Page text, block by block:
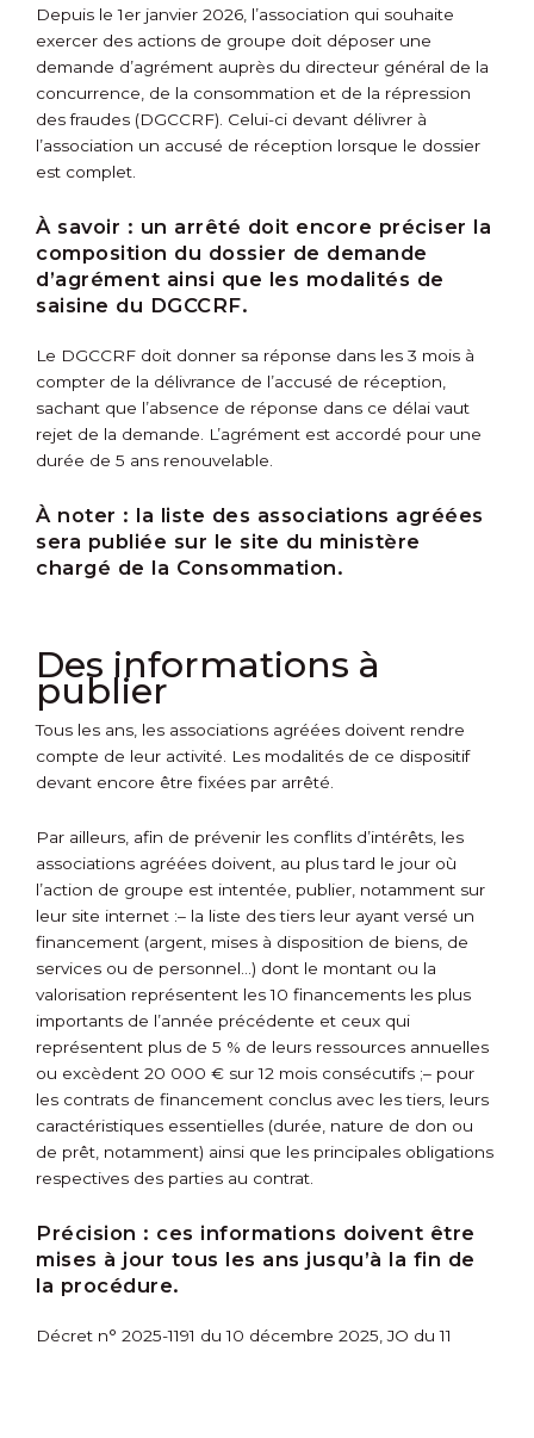
Depuis le 1er janvier 2026, l’association qui souhaite
exercer des actions de groupe doit déposer une
demande d’agrément auprès du directeur général de la
concurrence, de la consommation et de la répression
des fraudes (DGCCRF). Celui-ci devant délivrer à
l’association un accusé de réception lorsque le dossier
est complet.
À savoir : un arrêté doit encore préciser la
composition du dossier de demande
d’agrément ainsi que les modalités de
saisine du DGCCRF.
Le DGCCRF doit donner sa réponse dans les 3 mois à
compter de la délivrance de l’accusé de réception,
sachant que l’absence de réponse dans ce délai vaut
rejet de la demande. L’agrément est accordé pour une
durée de 5 ans renouvelable.
À noter : la liste des associations agréées
sera publiée sur le site du ministère
chargé de la Consommation.
Des informations à
publier
Tous les ans, les associations agréées doivent rendre
compte de leur activité. Les modalités de ce dispositif
devant encore être fixées par arrêté.
Par ailleurs, afin de prévenir les conflits d’intérêts, les
associations agréées doivent, au plus tard le jour où
l’action de groupe est intentée, publier, notamment sur
leur site internet :– la liste des tiers leur ayant versé un
financement (argent, mises à disposition de biens, de
services ou de personnel…) dont le montant ou la
valorisation représentent les 10 financements les plus
importants de l’année précédente et ceux qui
représentent plus de 5 % de leurs ressources annuelles
ou excèdent 20 000 € sur 12 mois consécutifs ;– pour
les contrats de financement conclus avec les tiers, leurs
caractéristiques essentielles (durée, nature de don ou
de prêt, notamment) ainsi que les principales obligations
respectives des parties au contrat.
Précision : ces informations doivent être
mises à jour tous les ans jusqu’à la fin de
la procédure.
Décret n° 2025-1191 du 10 décembre 2025, JO du 11